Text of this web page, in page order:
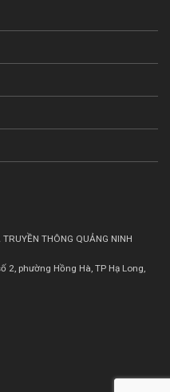
THÔNG QUẢNG NINH
2, phường Hồng Hà, TP Hạ Long,